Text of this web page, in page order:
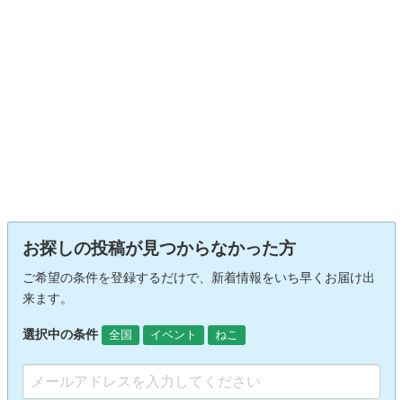
お探しの投稿が見つからなかった方
ご希望の条件を登録するだけで、新着情報をいち早くお届け出
来ます。
選択中の条件 全国 イベント ねこ